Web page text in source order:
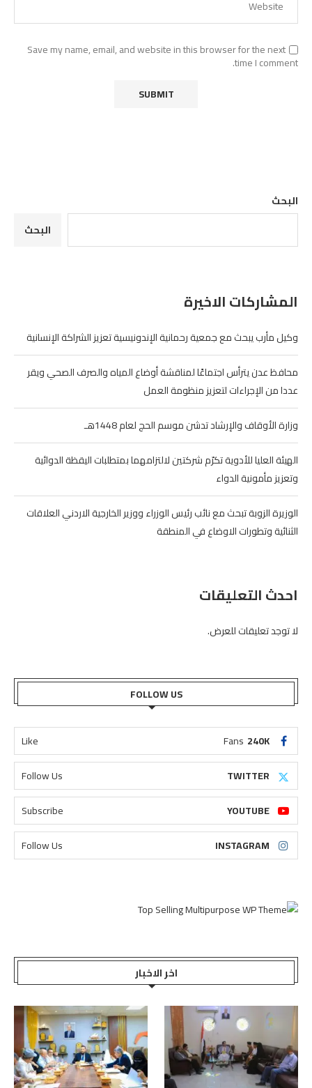
Save my name, email, and website in this browser for the next
time I comment.
البحث
البحث
المشاركات الاخيرة
وكيل مأرب يبحث مع جمعية رحمانية الإندونيسية تعزيز الشراكة الإنسانية
محافظ عدن يترأس اجتماعًا لمناقشة أوضاع المياه والصرف الصحي ويقر
عددا من الإجراءات لتعزيز منظومة العمل
وزارة الأوقاف والإرشاد تدشن موسم الحج لعام 1448هـ
الهيئة العليا للأدوية تكرّم شركتين لالتزامهما بمتطلبات اليقظة الدوائية
وتعزيز مأمونية الدواء
الوزيرة الزوبة تبحث مع نائب رئيس الوزراء ووزير الخارجية الاردني العلاقات
الثنائية وتطورات الاوضاع في المنطقة
احدث التعليقات
لا توجد تعليقات للعرض.
FOLLOW US
240K
Fans
Like
TWITTER
Follow Us
YOUTUBE
Subscribe
INSTAGRAM
Follow Us
اخر الاخبار